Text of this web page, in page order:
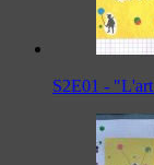
S2E01 - "L'art